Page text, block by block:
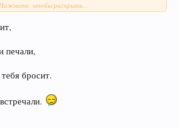
и раньше
россыпь
чтобы раскрыть...
печали,
бросит.